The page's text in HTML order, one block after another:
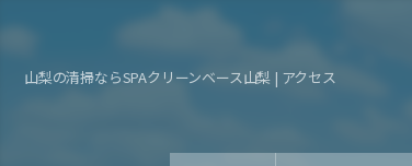
山梨の清掃ならSPAクリーンベース山梨 | アクセス